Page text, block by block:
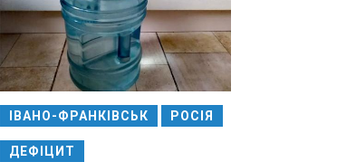
ІВАНО-ФРАНКІВСЬК РОСІЯ
ДЕФІЦИТ